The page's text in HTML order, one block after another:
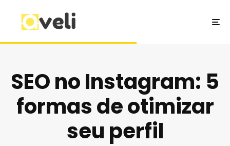
SEO no Instagram: 5
formas de otimizar
seu perfil